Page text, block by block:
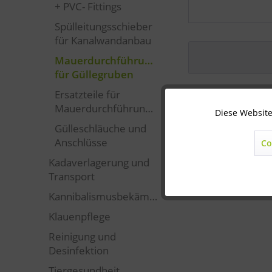
+ PVC- Fittings
Spülleitungsschieber
für Kanalwandanbau
Mauerdurchführungen
für Güllegruben
Ersatzteile für
Mauerdurchführungen
Gülleschläuche und
Anschlüsse
Kadaverlagerung und
Transport
Kannibalismusbekämpfung
Klauenpflege
Reinigung und
Desinfektion
Technisch notwendig
Diese